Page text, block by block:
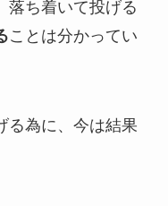
落ち着いて投げる
ことは分かってい
る為に、今は結果